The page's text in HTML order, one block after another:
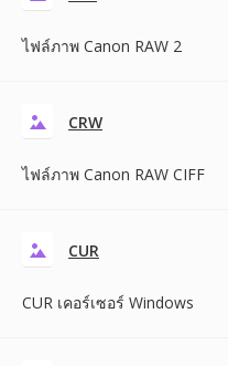
ไฟล์ภาพ Canon RAW 2
CRW
ไฟล์ภาพ Canon RAW CIFF
CUR
CUR เคอร์เซอร์ Windows